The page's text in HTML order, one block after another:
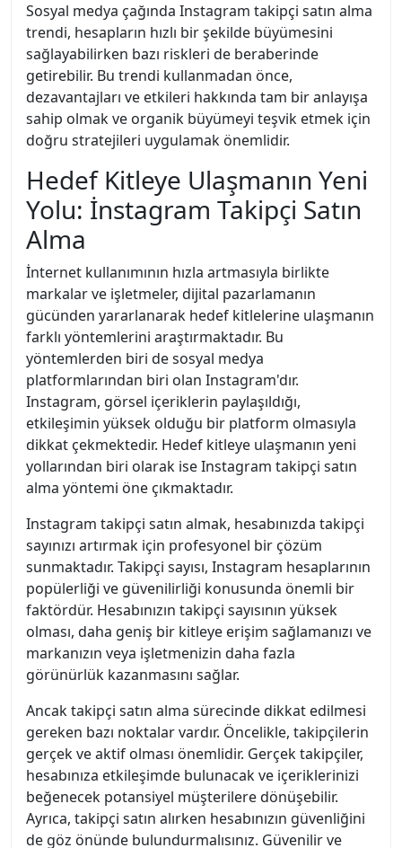
Sosyal medya çağında Instagram takipçi satın alma
trendi, hesapların hızlı bir şekilde büyümesini
sağlayabilirken bazı riskleri de beraberinde
getirebilir. Bu trendi kullanmadan önce,
dezavantajları ve etkileri hakkında tam bir anlayışa
sahip olmak ve organik büyümeyi teşvik etmek için
doğru stratejileri uygulamak önemlidir.
Hedef Kitleye Ulaşmanın Yeni
Yolu: İnstagram Takipçi Satın
Alma
İnternet kullanımının hızla artmasıyla birlikte
markalar ve işletmeler, dijital pazarlamanın
gücünden yararlanarak hedef kitlelerine ulaşmanın
farklı yöntemlerini araştırmaktadır. Bu
yöntemlerden biri de sosyal medya
platformlarından biri olan Instagram'dır.
Instagram, görsel içeriklerin paylaşıldığı,
etkileşimin yüksek olduğu bir platform olmasıyla
dikkat çekmektedir. Hedef kitleye ulaşmanın yeni
yollarından biri olarak ise Instagram takipçi satın
alma yöntemi öne çıkmaktadır.
Instagram takipçi satın almak, hesabınızda takipçi
sayınızı artırmak için profesyonel bir çözüm
sunmaktadır. Takipçi sayısı, Instagram hesaplarının
popülerliği ve güvenilirliği konusunda önemli bir
faktördür. Hesabınızın takipçi sayısının yüksek
olması, daha geniş bir kitleye erişim sağlamanızı ve
markanızın veya işletmenizin daha fazla
görünürlük kazanmasını sağlar.
Ancak takipçi satın alma sürecinde dikkat edilmesi
gereken bazı noktalar vardır. Öncelikle, takipçilerin
gerçek ve aktif olması önemlidir. Gerçek takipçiler,
hesabınıza etkileşimde bulunacak ve içeriklerinizi
beğenecek potansiyel müşterilere dönüşebilir.
Ayrıca, takipçi satın alırken hesabınızın güvenliğini
de göz önünde bulundurmalısınız. Güvenilir ve